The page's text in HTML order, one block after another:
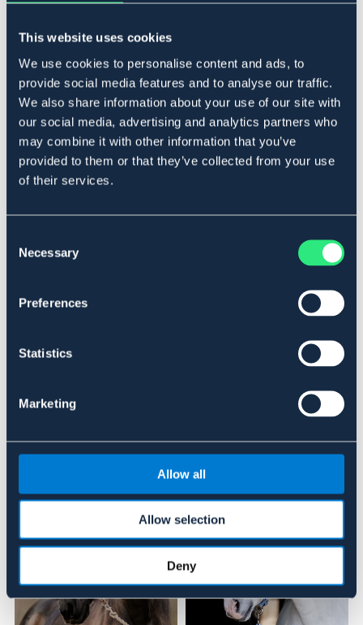
This website uses cookies
We use cookies to personalise content and ads, to
provide social media features and to analyse our traffic.
We also share information about your use of our site with
our social media, advertising and analytics partners who
may combine it with other information that you’ve
provided to them or that they’ve collected from your use
of their services.
Selection
Necessary
Preferences
Statistics
Marketing
Allow all
Allow selection
Deny
Produktbeskrivning
Anatomisk formad grimma med bredare nackstycke och
nättare nosgrimma lösning som gör att grimman sitter
bra på plats. Ställbar nacke och nos, helt
neoprenfodrad.
Material
SVART
Se lager i butik
Recensioner
Liknande produkter